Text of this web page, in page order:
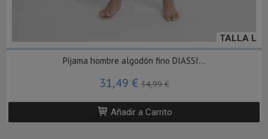
TALLA L
Pijama hombre algodón fino DIASSI...
31,49 €34,99 €
Añadir a Carrito